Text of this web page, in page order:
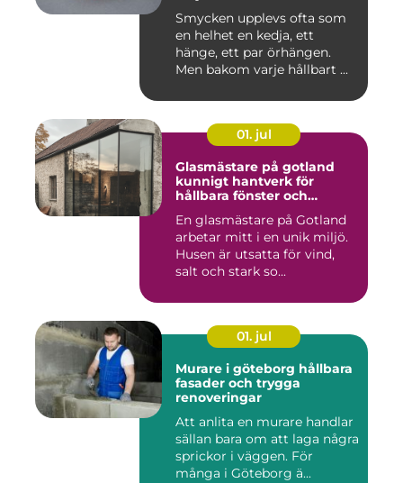
Smycken upplevs ofta som
en helhet en kedja, ett
hänge, ett par örhängen.
Men bakom varje hållbart ...
01. jul
Glasmästare på gotland
kunnigt hantverk för
hållbara fönster och
En glasmästare på Gotland
arbetar mitt i en unik miljö.
Husen är utsatta för vind,
salt och stark so...
01. jul
Murare i göteborg hållbara
fasader och trygga
renoveringar
Att anlita en murare handlar
sällan bara om att laga några
sprickor i väggen. För
många i Göteborg ä...